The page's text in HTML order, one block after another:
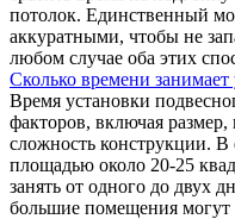
потолок. Единственный
аккуратными, чтобы не
любом случае оба этих
Сколько времени занимает
Время установки
факторов, включая
сложность конструкции. В
площадью около 20-25
занять от одного до двух
большие помещения могут